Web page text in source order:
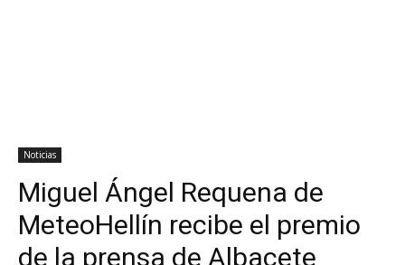
Noticias
Miguel Ángel Requena de
MeteoHellín recibe el premio
de la prensa de Albacete